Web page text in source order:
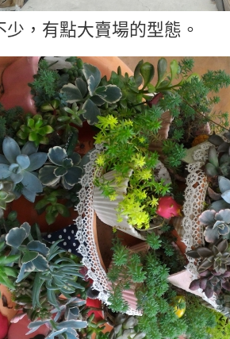
，有點大賣場的型態。